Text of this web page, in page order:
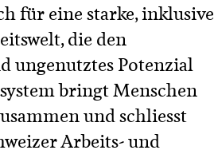
für eine starke, inklusive
die den
ungenutztes Potenzial
bringt Menschen
und schliesst
Arbeits- und